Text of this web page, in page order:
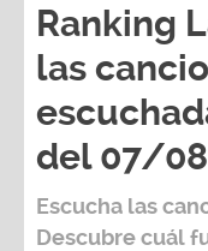
Ranking
las
del 07/08
Escucha las
Descubre cuál